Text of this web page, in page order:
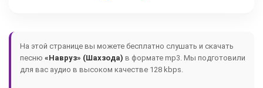
На этой странице вы можете бесплатно слушать и скачать
песню «Навруз» (Шахзода) в формате mp3. Мы подготовили
для вас аудио в высоком качестве 128 kbps.